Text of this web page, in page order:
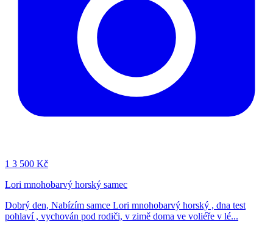
1 3 500 Kč
Lori mnohobarvý horský samec
Dobrý den, Nabízím samce Lori mnohobarvý horský , dna test
pohlaví , vychován pod rodiči, v zimě doma ve voliéře v lé...